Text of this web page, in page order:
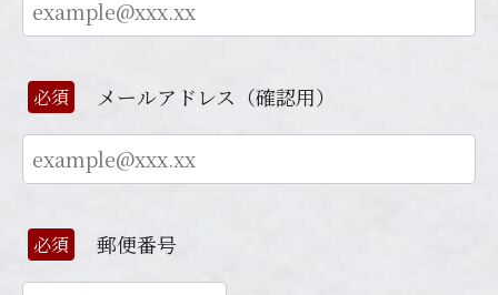
必須 メールアドレス（確認用）
必須 郵便番号